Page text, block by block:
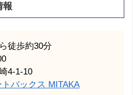
報
徒歩約30分
4-1-10
バックス MITAKA